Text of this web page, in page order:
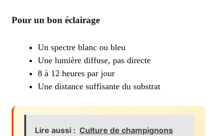
Pour un bon éclairage
Un spectre blanc ou bleu
Une lumière diffuse, pas directe
8 à 12 heures par jour
Une distance suffisante du substrat
Lire aussi : Culture de champignons